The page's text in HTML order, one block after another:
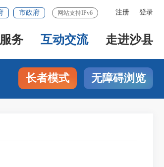
注册 登录
市政府 网站支持IPv6
务 互动交流 走进沙县
长者模式 无障碍浏览